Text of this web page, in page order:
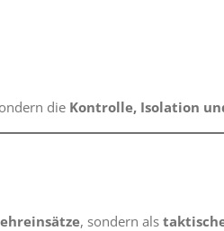
die Kontrolle, Isolation
, sondern als